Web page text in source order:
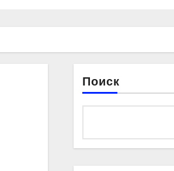
Поиск